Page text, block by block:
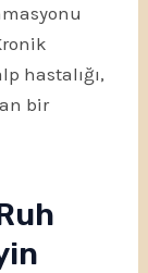
hastalığı,
bir